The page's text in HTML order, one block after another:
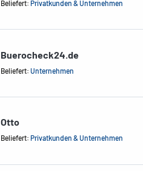
Beliefert: Privatkunden & Unternehmen
Buerocheck24.de
Beliefert: Unternehmen
Otto
Beliefert: Privatkunden & Unternehmen